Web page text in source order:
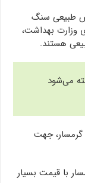
طبیعی سنگ
وزارت بهداشت،
هستند.
می‌شود
جهت
با قیمت بسیار